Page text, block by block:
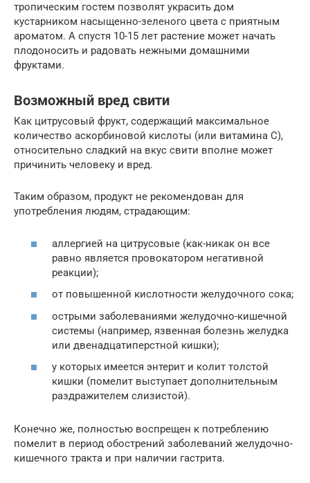
тропическим гостем позволят украсить дом
кустарником насыщенно-зеленого цвета с приятным
ароматом. А спустя 10-15 лет растение может начать
плодоносить и радовать нежными домашними
фруктами.
Возможный вред свити
Как цитрусовый фрукт, содержащий максимальное
количество аскорбиновой кислоты (или витамина С),
относительно сладкий на вкус свити вполне может
причинить человеку и вред.
Таким образом, продукт не рекомендован для
употребления людям, страдающим:
аллергией на цитрусовые (как-никак он все
равно является провокатором негативной
реакции);
от повышенной кислотности желудочного сока;
острыми заболеваниями желудочно-кишечной
системы (например, язвенная болезнь желудка
или двенадцатиперстной кишки);
у которых имеется энтерит и колит толстой
кишки (помелит выступает дополнительным
раздражителем слизистой).
Конечно же, полностью воспрещен к потреблению
помелит в период обострений заболеваний желудочно-
кишечного тракта и при наличии гастрита.